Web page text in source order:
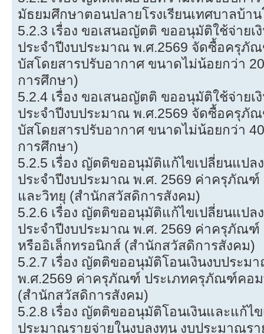
มัธยมศึกษาตอนปลายโรงเรียนเทศบาลบ้า
5.2.3 เรื่อง ขอเสนอญัตติ ขออนุมัติใช้จ่าย
ประจำปีงบประมาณ พ.ศ.2569 จัดซื้อครุภั
บัสโดยสารปรับอากาศ ขนาดไม่น้อยกว่า
การศึกษา)
5.2.4 เรื่อง ขอเสนอญัตติ ขออนุมัติใช้จ่าย
ประจำปีงบประมาณ พ.ศ.2569 จัดซื้อครุภั
บัสโดยสารปรับอากาศ ขนาดไม่น้อยกว่า
การศึกษา)
5.2.5 เรื่อง ญัตติขออนุมัติแก้ไขเปลี่ยนแปล
ประจำปีงบประมาณ พ.ศ. 2569 ค่าครุภัณ
และวิทยุ (สำนักสวัสดิการสังคม)
5.2.6 เรื่อง ญัตติขออนุมัติแก้ไขเปลี่ยนแปล
ประจำปีงบประมาณ พ.ศ. 2569 ค่าครุภัณ
หรืออิเล็กทรอนิกส์ (สำนักสวัสดิการสังคม)
5.2.7 เรื่อง ญัตติขออนุมัติโอนเงินงบประม
พ.ศ.2569 ค่าครุภัณฑ์ ประเภทครุภัณฑ์คอม
(สำนักสวัสดิการสังคม)
5.2.8 เรื่อง ญัตติขออนุมัติโอนเงินและแก้ไ
ประมาณรายจ่ายในงบลงทุน งบประมาณร